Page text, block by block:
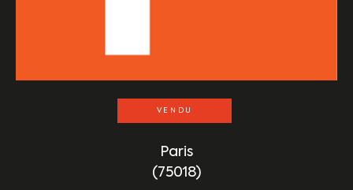
VENDU
Paris
(75018)